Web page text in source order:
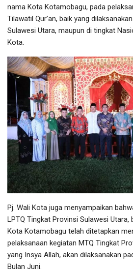
nama Kota Kotamobagu, pada
Tilawatil Qur’an, baik yang
Sulawesi Utara, maupun di tingkat
Kota.
Pj. Wali Kota juga menyampaikan
LPTQ Tingkat Provinsi Sulawesi Utara,
Kota Kotamobagu telah ditetapkan
pelaksanaan kegiatan MTQ Tingkat
yang Insya Allah, akan dilaksanakan
Bulan Juni.